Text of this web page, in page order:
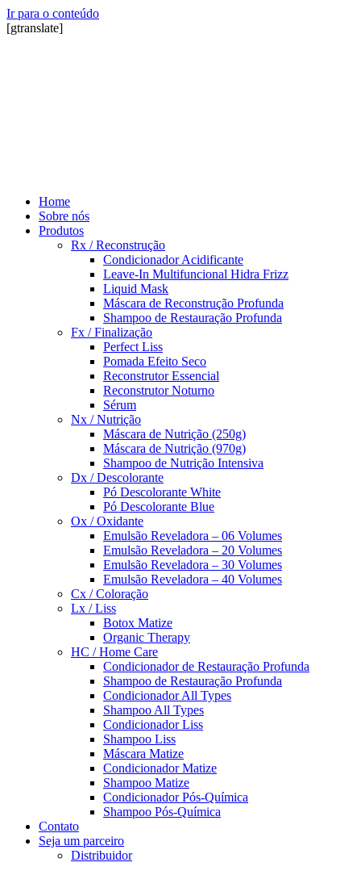
Ir para o conteúdo
[gtranslate]
Home
Sobre nós
Produtos
Rx / Reconstrução
Condicionador Acidificante
Leave-In Multifuncional Hidra Frizz
Liquid Mask
Máscara de Reconstrução Profunda
Shampoo de Restauração Profunda
Fx / Finalização
Perfect Liss
Pomada Efeito Seco
Reconstrutor Essencial
Reconstrutor Noturno
Sérum
Nx / Nutrição
Máscara de Nutrição (250g)
Máscara de Nutrição (970g)
Shampoo de Nutrição Intensiva
Dx / Descolorante
Pó Descolorante White
Pó Descolorante Blue
Ox / Oxidante
Emulsão Reveladora – 06 Volumes
Emulsão Reveladora – 20 Volumes
Emulsão Reveladora – 30 Volumes
Emulsão Reveladora – 40 Volumes
Cx / Coloração
Lx / Liss
Botox Matize
Organic Therapy
HC / Home Care
Condicionador de Restauração Profunda
Shampoo de Restauração Profunda
Condicionador All Types
Shampoo All Types
Condicionador Liss
Shampoo Liss
Máscara Matize
Condicionador Matize
Shampoo Matize
Condicionador Pós-Química
Shampoo Pós-Química
Contato
Seja um parceiro
Distribuidor